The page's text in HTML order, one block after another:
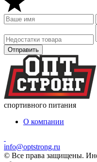
спортивного питания
О компании
info@optstrong.ru
© Все права защищены.